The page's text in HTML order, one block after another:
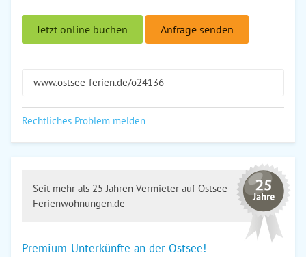
Jetzt online buchen Anfrage senden
www.ostsee-ferien.de/o24136
Rechtliches Problem melden
Seit mehr als 25 Jahren Vermieter auf Ostsee-
Ferienwohnungen.de
Premium-Unterkünfte an der Ostsee!